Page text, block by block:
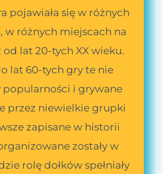
pojawiała się w różnych
w różnych miejscach na
od lat 20-tych XX wieku.
lat 60-tych gry te nie
popularności i grywane
przez niewielkie grupki
zapisane w historii
zostały w
rolę dołków spełniały